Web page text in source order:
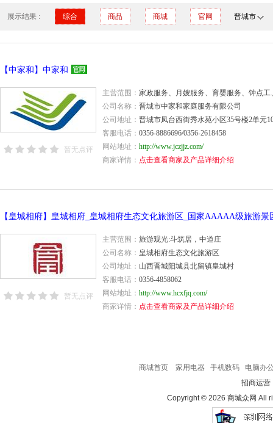
展示结果 : 综合 商品 商城 官网 晋城市
【中家和】中家和
暂无点评
主营范围：家政服务、月嫂服务、育婴服务、钟点工
公司名称：晋城市中家和家庭服务有限公司
公司地址：晋城市凤台西街秀水苑小区35号楼2单元
客服电话：0356-8886696/0356-2618458
网站地址：http://www.jczjjz.com/
商家详情： 点击查看商家及产品详细介绍
【皇城相府】皇城相府_皇城相府生态文化旅游区_国家AAAAA级旅游景
暂无点评
主营范围：旅游观光:斗筑居，中道庄
公司名称： 皇城相府生态文化旅游区
公司地址： 山西晋城阳城县北留镇皇城村
客服电话：0356-4858062
网站地址：http://www.hcxfjq.com/
商家详情： 点击查看商家及产品详细介绍
商城首页 家用电器 手机数码
电脑办
招商运营
Copyright © 2026 商城众网 All